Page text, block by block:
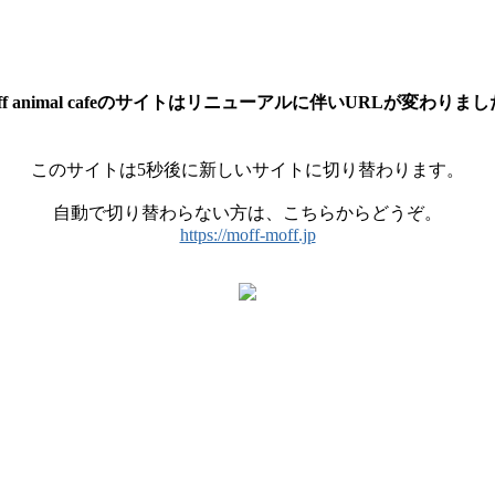
animal cafeのサイトはリニューアルに伴いURLが変わりまし
このサイトは5秒後に新しいサイトに切り替わります。
自動で切り替わらない方は、こちらからどうぞ。
https://moff-moff.jp